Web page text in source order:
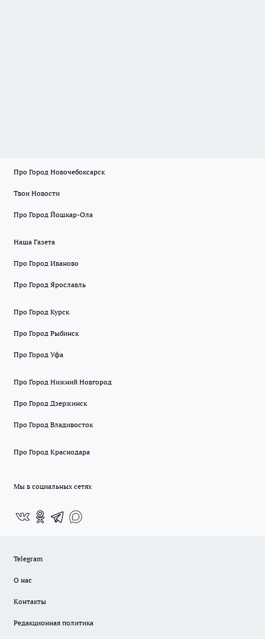
Про Город Новочебоксарск
Твои Новости
Про Город Йошкар-Ола
Наша Газета
Про Город Иваново
Про Город Ярославль
Про Город Курск
Про Город Рыбинск
Про Город Уфа
Про Город Нижний Новгород
Про Город Дзержинск
Про Город Владивосток
Про Город Краснодара
Мы в социальных сетях
Telegram
О нас
Контакты
Редакционная политика